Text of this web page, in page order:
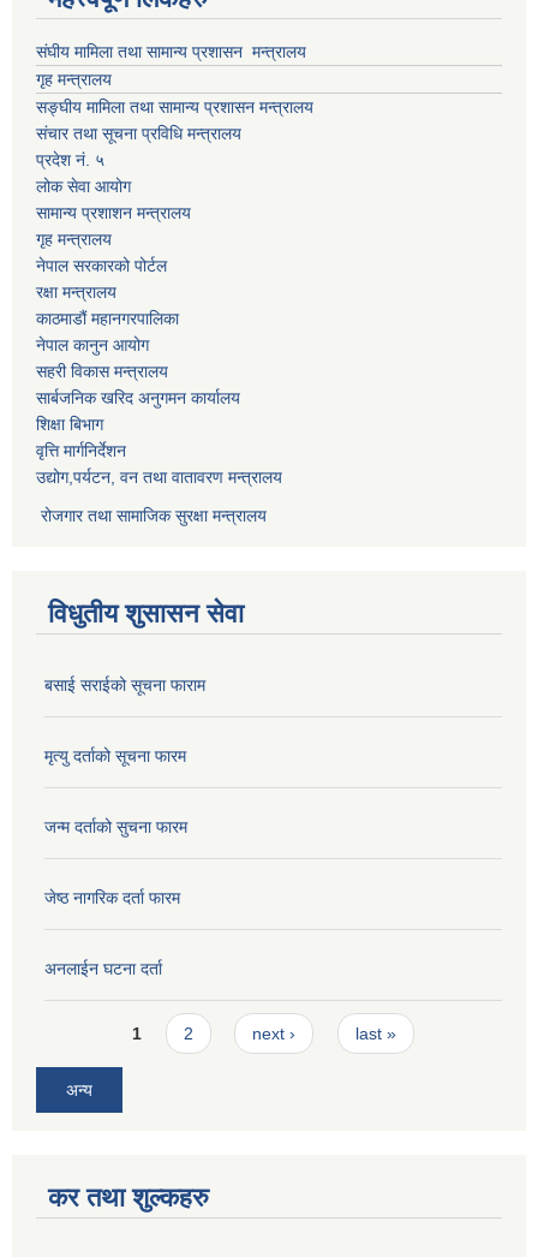
संघीय मामिला तथा सामान्य प्रशासन मन्त्रालय
गृह मन्त्रालय
सङ्घीय मामिला तथा सामान्य प्रशासन मन्त्रालय
संचार तथा सूचना प्रविधि मन्त्रालय
प्रदेश नं. ५
लोक सेवा आयोग
सामान्य प्रशाशन मन्त्रालय
गृह मन्त्रालय
नेपाल सरकारको पोर्टल
रक्षा मन्त्रालय
काठमाडौं महानगरपालिका
नेपाल कानुन आयोग
सहरी विकास मन्त्रालय
सार्बजनिक खरिद अनुगमन कार्यालय
शिक्षा बिभाग
वृत्ति मार्गनिर्देशन
उद्योग,पर्यटन, वन तथा वातावरण मन्त्रालय
रोजगार तथा सामाजिक सुरक्षा मन्त्रालय
विधुतीय शुसासन सेवा
बसाई सराईको सूचना फाराम
मृत्यु दर्ताको सूचना फारम
जन्म दर्ताको सुचना फारम
जेष्ठ नागरिक दर्ता फारम
अनलाईन घटना दर्ता
Pages1 2 next › last »
अन्य
कर तथा शुल्कहरु